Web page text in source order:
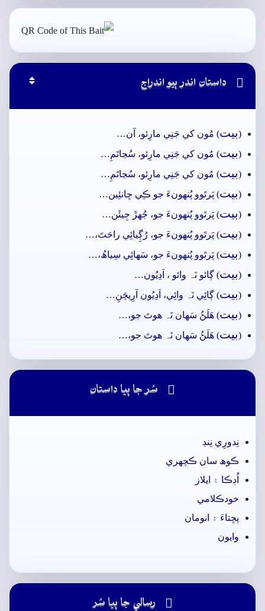
 داستان اندر ٻيو اندراج
(بيت) مُون کي جَنِي مارِئو، آن…
(بيت) مُون کي جَنِي مارِئو، سُڃاتَمِ…
(بيت) مُون کي جَنِي مارِئو، سُڃاتَمِ…
(بيت) پَرتَوو پُنهونءَ جو ڪِي ڇانئِين…
(بيت) پَرتَوو پُنهونءَ جو، جُهڙَ جِيئَن…
(بيت) پَرتَوو پُنهونءَ جو، رُڳِيائِي راحَتَ،…
(بيت) پَرتَوو پُنهونءَ جو، سَھائِي سِياھُ،…
(بيت) ڳائو نَہ وائو ، اَدِيُون…
(بيت) ڳائِي نَہ وائِي، اَدِيُون آرِيچَنِ…
(بيت) ھَلَڻُ سَھان نَہ ھوتَ جو،…
(بيت) ھَلَڻُ سَھان نَہ ھوتَ جو،…
 سُر جا ٻيا داستان
نِدورِي نِنڊ
ڪوھ سان ڪچھري
اُڊڪا ۽ ايلاز
خودڪلامي
پڇتاءَ ۽ انومان
وايون
 رسالي جا ٻيا سُر